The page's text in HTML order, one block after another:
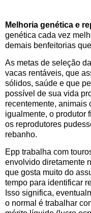
Melhoria genética e
genética cada vez
demais benfeitorias
As metas de seleção
vacas rentáveis, que
sólidos, saúde e que
possível de sua vida
recentemente, animais
igualmente, o produtor
os reprodutores
rebanho.
Epp trabalha com
envolvido diretamente
que gosta muito do
tempo para identificar
Isso significa,
o normal é trabalhar